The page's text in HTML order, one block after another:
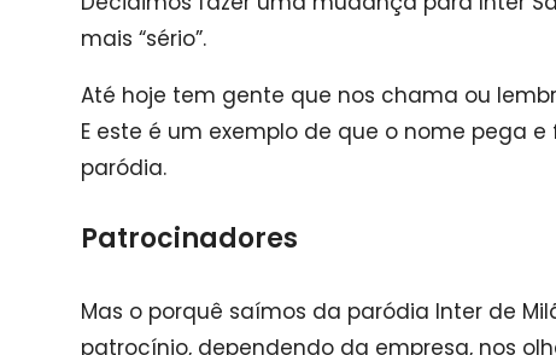
mais “sério”.
Até hoje tem gente que nos chama ou
E este é um exemplo de que o nome pega
paródia.
Patrocinadores
Mas o porquê saímos da paródia Inter de
patrocínio, dependendo da empresa, nos